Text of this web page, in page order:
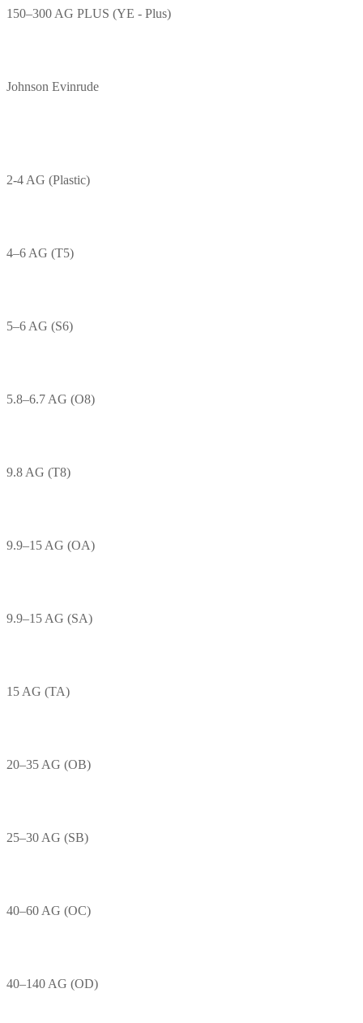
150–300 AG PLUS (YE - Plus)
Johnson Evinrude
2-4 AG (Plastic)
4–6 AG (T5)
5–6 AG (S6)
5.8–6.7 AG (O8)
9.8 AG (T8)
9.9–15 AG (OA)
9.9–15 AG (SA)
15 AG (TA)
20–35 AG (OB)
25–30 AG (SB)
40–60 AG (OC)
40–140 AG (OD)